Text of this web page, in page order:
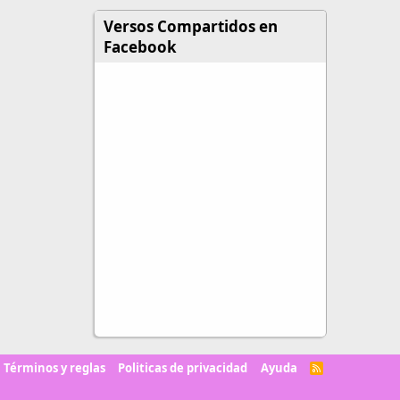
Versos Compartidos en
Facebook
Términos y reglas Politicas de privacidad Ayuda
R